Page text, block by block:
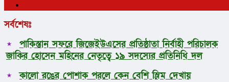
সর্বশেষঃ
পাকিস্তান সফরে জিজেইউএসের প্রতিষ্ঠাতা নির্বাহী পরিচালক
জাকির হোসেন মহিনের নেতৃত্বে ১৯ সদস্যের প্রতিনিধি দল
কালো রঙের পোশাক পরলে কেন বেশি স্লিম দেখায়